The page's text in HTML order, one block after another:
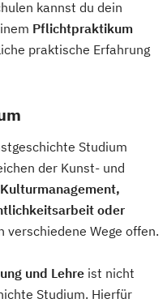
kannst du dein
Pflichtpraktikum
praktische Erfahrung
Studium
der Kunst- und
Kulturmanagement,
oder
verschiedene Wege offen.
und Lehre ist nicht
Studium. Hierfür